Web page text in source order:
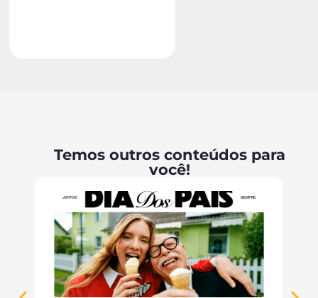
Temos outros conteúdos para
você!